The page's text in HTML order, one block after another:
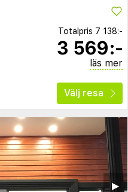
Totalpris 7 138:-
3 569:-
läs mer
Välj resa
▶︎